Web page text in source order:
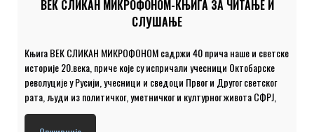
ВЕК СЛИКАН МИКРОФОНОМ-КЊИГА ЗА ЧИТАЊЕ И
СЛУШАЊЕ
Књига ВЕК СЛИКАН МИКРОФОНОМ садржи 40 прича наше и светске
историје 20.века, приче које су испричали учесници Октобарске
револуције у Русији, учесници и сведоци Првог и Другог светског
рата, људи из политичког, уметничког и културног живота СФРЈ,
Србије и света. Раритети су свакако Леонид Шeјка, који пева уз
гитару старе руске песме, Карло Штајнер, који је преживео 7.000